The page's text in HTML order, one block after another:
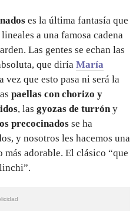
es la última fantasía que
a una famosa cadena
Las gentes se echan las
que diría María
vez que esto pasa ni será la
paellas con chorizo y
, las gyozas de turróny
precocinados se ha
y nosotros les hacemos una
más adorable. El clásico “que